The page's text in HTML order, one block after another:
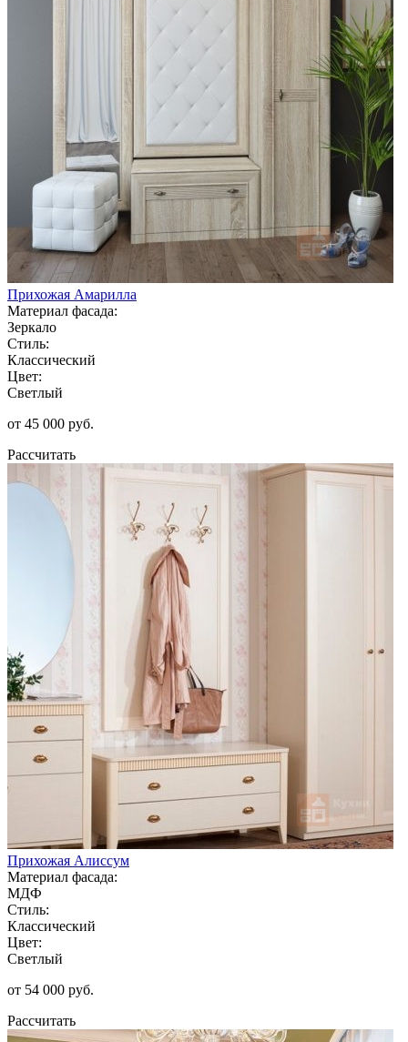
Прихожая Амарилла
Материал фасада:
Зеркало
Стиль:
Классический
Цвет:
Светлый
от 45 000 руб.
Рассчитать
Прихожая Алиссум
Материал фасада:
МДФ
Стиль:
Классический
Цвет:
Светлый
от 54 000 руб.
Рассчитать